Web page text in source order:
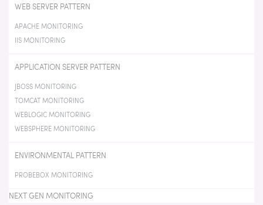
WEB SERVER PATTERN
APACHE MONITORING
IIS MONITORING
APPLICATION SERVER PATTERN
JBOSS MONITORING
TOMCAT MONITORING
WEBLOGIC MONITORING
WEBSPHERE MONITORING
ENVIRONMENTAL PATTERN
PROBEBOX MONITORING
NEXT GEN MONITORING